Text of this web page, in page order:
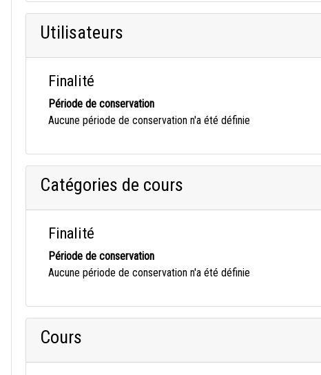
Utilisateurs
Finalité
Période de conservation
Aucune période de conservation n'a été définie
Catégories de cours
Finalité
Période de conservation
Aucune période de conservation n'a été définie
Cours